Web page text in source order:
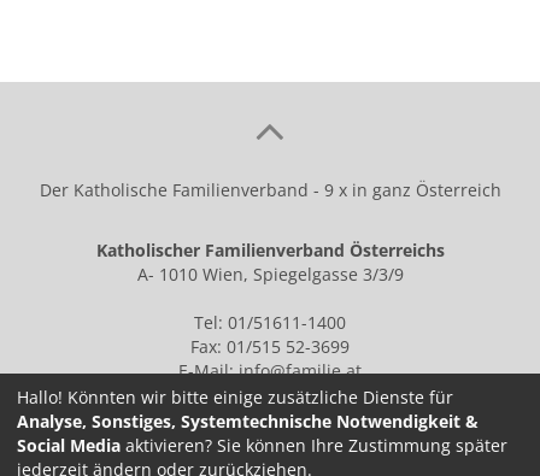
Der Katholische Familienverband - 9 x in ganz Österreich
Katholischer Familienverband Österreichs
A- 1010 Wien, Spiegelgasse 3/3/9
Tel: 01/51611-1400
Fax: 01/515 52-3699
E-Mail:info@familie.at
IMPRESSUM
Hallo! Könnten wir bitte einige zusätzliche Dienste für
Analyse, Sonstiges, Systemtechnische Notwendigkeit &
Social Media aktivieren? Sie können Ihre Zustimmung später
jederzeit ändern oder zurückziehen.